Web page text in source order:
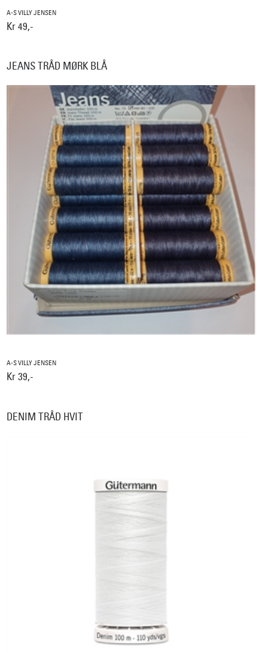
A-S VILLY JENSEN
Kr 49,-
JEANS TRÅD MØRK BLÅ
A-S VILLY JENSEN
Kr 39,-
DENIM TRÅD HVIT